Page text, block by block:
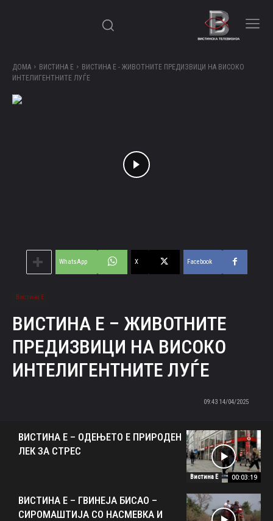
ДОМА ВИСТИНА Е
ВИСТИНА Е - ЖИВОТНИТЕ ПРЕДИЗВИЦИ НА ВИСОКО
ИНТЕЛИГЕНТНИТЕ ЛУЃЕ
Facebook
X
WhatsApp
Вистина Е
ВИСТИНА Е – ЖИВОТНИТЕ
ПРЕДИЗВИЦИ НА ВИСОКО
ИНТЕЛИГЕНТНИТЕ ЛУЃЕ
14/04/2025 09:43
Вистина Е 00:03:19
ВИСТИНА Е – ОДЕЊЕТО Е ПРИРОДЕН
ЛЕК ЗА СТРЕС
ВИСТИНА Е – ГВИНЕЈА БИСАО –
СИРОМАШТИЈА СО НАСМЕВКА И